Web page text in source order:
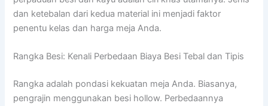
dan ketebalan dari kedua material ini menjadi faktor
penentu kelas dan harga meja Anda.
Rangka Besi: Kenali Perbedaan Biaya Besi Tebal dan Tipis
Rangka adalah pondasi kekuatan meja Anda. Biasanya,
pengrajin menggunakan besi hollow. Perbedaannya